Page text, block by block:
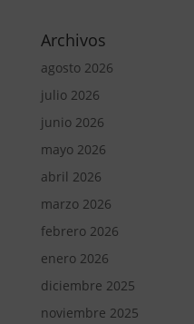
Archivos
agosto 2026
julio 2026
junio 2026
mayo 2026
abril 2026
marzo 2026
febrero 2026
enero 2026
diciembre 2025
noviembre 2025